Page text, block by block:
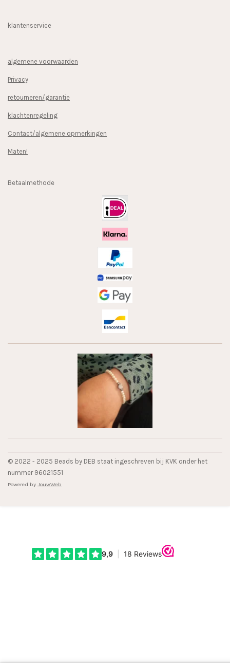
klantenservice
algemene voorwaarden
Privacy
retourneren/garantie
klachtenregeling
Contact/algemene opmerkingen
Maten!
Betaalmethode
© 2022 - 2025 Beads by DEB staat ingeschreven bij KVK onder het
nummer 96021551
Powered by JouwWeb